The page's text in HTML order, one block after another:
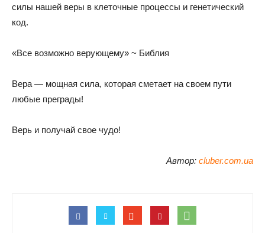
силы нашей веры в клеточные процессы и генетический
код.
«Все возможно верующему» ~ Библия
Вера — мощная сила, которая сметает на своем пути
любые преграды!
Верь и получай свое чудо!
Автор: cluber.com.ua